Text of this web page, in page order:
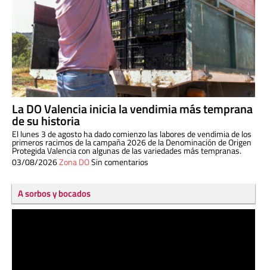
La DO Valencia inicia la vendimia más temprana
de su historia
El lunes 3 de agosto ha dado comienzo las labores de vendimia de los
primeros racimos de la campaña 2026 de la Denominación de Origen
Protegida Valencia con algunas de las variedades más tempranas.
03/08/2026Zona DOSin comentarios
A sorbos y bocados